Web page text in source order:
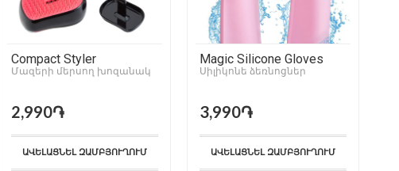
Compact Styler
Մազերի մերսող խոզանակ
2,990֏
ԱՎԵԼԱՑՆԵԼ ԶԱՄԲՅՈՒՂՈՒՄ
Magic Silicone Gloves
Սիլիկոնե ձեռնոցներ
3,990֏
ԱՎԵԼԱՑՆԵԼ ԶԱՄԲՅՈՒՂՈՒՄ